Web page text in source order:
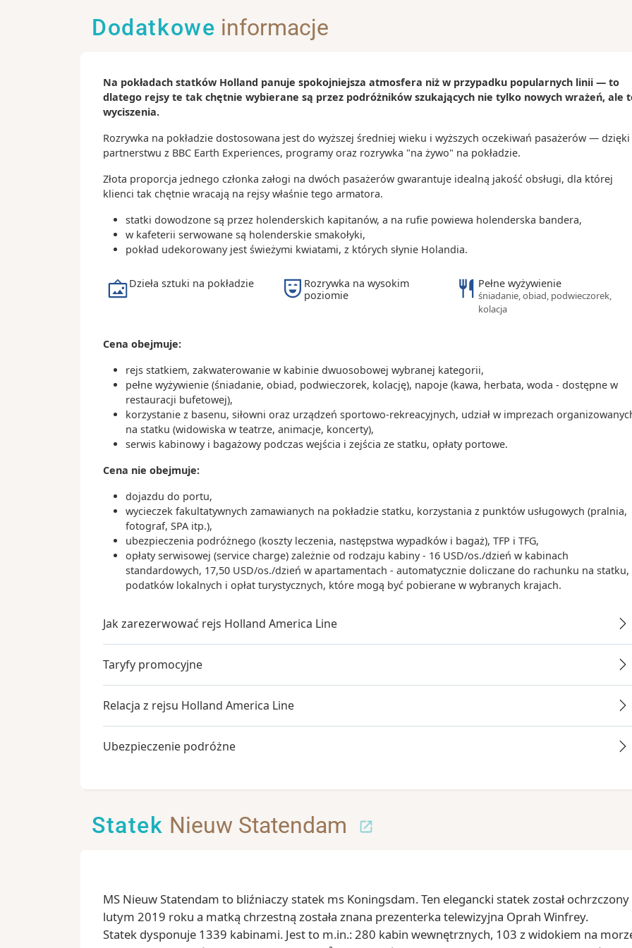
07:00
Holandia
00:00-00:00
Dzień 17 31.10.2027
Dzień na morzu
08:00-16:00
Dzień 18.pon.01.11.2027
Norwegia
10:00 -19:00
Dzień 19.wt.02.11.2027
Olden
Norwegia
08:00
Dzień 20.śr.03.11.2027
Alesund
Dzień 21.czw.
Bergen
Norwegia
Dzień 22.pt.05.11.2027
Dzień na morzu
07:00-00:00
Dzień 23.sob.06.11.2027
Rotterdam
Brytanii; liczne szlaki piesze prowadzące wzdłuż
wybrzeża, z panoramą na Francję przy dobrej
miastem, nazywany „kluczem do Anglii”; obejmuje
średniowieczną twierdzę, rzymską latarnię morską
oraz podziemne tunele z czasów II wojny
światowej.
Secret Wartime Tunnels– sieć tuneli
wykorzystywana m.in. podczas ewakuacji
Dunkierki; dziś udostępniona zwiedzającym jako
Dover Museum– muzeum miejskie z bogatą
ekspozycją archeologiczną, w tym najlepiej
Dover Western Docks & Marina– nowoczesna
marina i nabrzeże spacerowe z widokiem na port i
Ciekawostki:
Dover jest najbliżej położonym miastem Wielkiej
Brytanii względem kontynentalnej Europy – od
francuskiego Calais dzieli je zaledwie ok. 34 km.
Białe Klify zawdzięczają swój kolor wysokiej
zawartości kredy i od wieków stanowią
symboliczne „naturalne mury” Anglii.
Dover Castle był strategiczną twierdzą przez
II wojnę światową.
Dodatkowe informacje
Na pokładach statków Holland panuje spokojniejsza atmosfera niż w przypadku popularnych linii — to
dlatego rejsy te tak chętnie wybierane są przez podróżników szukających nie tylko nowych wrażeń, ale
wyciszenia.
Rozrywka na pokładzie dostosowana jest do wyższej średniej wieku i wyższych oczekiwań pasażerów — dzięki
partnerstwu z BBC Earth Experiences, programy oraz rozrywka "na żywo" na pokładzie.
Złota proporcja jednego członka załogi na dwóch pasażerów gwarantuje idealną jakość obsługi, dla której
klienci tak chętnie wracają na rejsy właśnie tego armatora.
statki dowodzone są przez holenderskich kapitanów, a na rufie powiewa holenderska bandera,
w kafeterii serwowane są holenderskie smakołyki,
pokład udekorowany jest świeżymi kwiatami, z których słynie Holandia.
Dzieła sztuki na pokładzie
Rozrywka na wysokim
poziomie
Pełne wyżywienie
śniadanie, obiad, podwieczorek,
kolacja
Cena obejmuje:
rejs statkiem, zakwaterowanie w kabinie dwuosobowej wybranej kategorii,
pełne wyżywienie (śniadanie, obiad, podwieczorek, kolację), napoje (kawa, herbata, woda - dostępne w
restauracji bufetowej),
korzystanie z basenu, siłowni oraz urządzeń sportowo-rekreacyjnych, udział w imprezach
na statku (widowiska w teatrze, animacje, koncerty),
serwis kabinowy i bagażowy podczas wejścia i zejścia ze statku, opłaty portowe.
Cena nie obejmuje:
dojazdu do portu,
wycieczek fakultatywnych zamawianych na pokładzie statku, korzystania z punktów usługowych (pralnia,
fotograf, SPA itp.),
ubezpieczenia podróżnego (koszty leczenia, następstwa wypadków i bagaż), TFP i TFG,
opłaty serwisowej (service charge) zależnie od rodzaju kabiny - 16 USD/os./dzień w kabinach
standardowych, 17,50 USD/os./dzień w apartamentach - automatycznie doliczane do rachunku na statku,
podatków lokalnych i opłat turystycznych, które mogą być pobierane w wybranych krajach.
Jak zarezerwować rejs Holland America Line
Taryfy promocyjne
Relacja z rejsu Holland America Line
Ubezpieczenie podróżne
Statek Nieuw Statendam
MS Nieuw Statendam to bliźniaczy statek ms Koningsdam. Ten elegancki statek został
lutym 2019 roku a matką chrzestną została znana prezenterka telewizyjna Oprah Winfrey.
Statek dysponuje 1339 kabinami. Jest to m.in.: 280 kabin wewnętrznych, 103 z widokiem na